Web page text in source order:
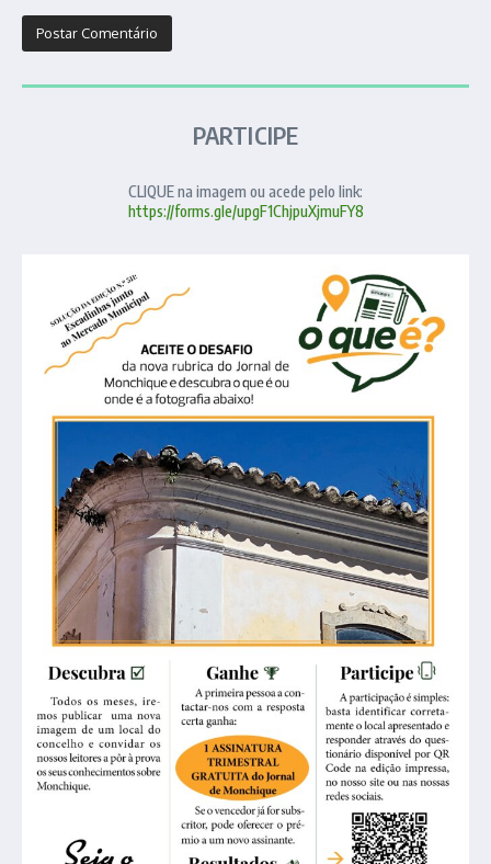
PARTICIPE
CLIQUE na imagem ou acede pelo link:
https://forms.gle/upgF1ChjpuXjmuFY8